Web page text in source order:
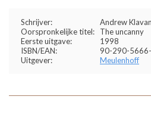
Schrijver:
Andrew Klavan
Oorspronkelijke titel:
The uncanny
Eerste uitgave:
1998
ISBN/EAN:
90-290-
Uitgever:
Meulenhoff